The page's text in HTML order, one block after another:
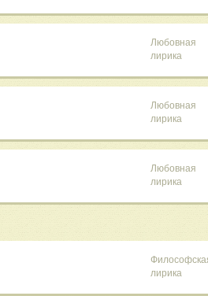
Любовная
лирика
Любовная
лирика
Любовная
лирика
лирика